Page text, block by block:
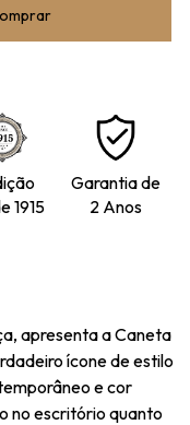
1915
Garantia de
2 Anos
apresenta a Caneta
ícone de estilo
e cor
no escritório quanto